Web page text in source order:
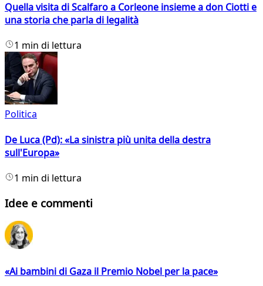
Quella visita di Scalfaro a Corleone insieme a don Ciotti e
una storia che parla di legalità
1 min di lettura
Politica
De Luca (Pd): «La sinistra più unita della destra
sull'Europa»
1 min di lettura
Idee e commenti
«Ai bambini di Gaza il Premio Nobel per la pace»